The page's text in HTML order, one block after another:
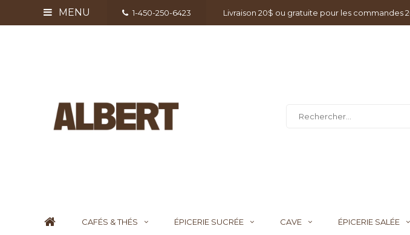
MENU 1-450-250-6423 Livraison 20$ ou gratuite pour les commandes
CAFÉS & THÉS ÉPICERIE SUCRÉE CAVE ÉPICERIE SALÉE